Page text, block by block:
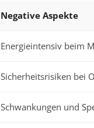
Negative Aspekte
Energieintensiv beim
Sicherheitsrisiken bei
Schwankungen und